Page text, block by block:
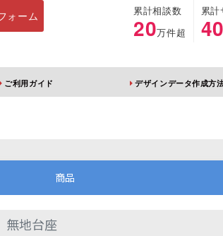
ォーム 累計相談数
20万件超
累
ご利用ガイド デザインデータ作成方
商品
地台座